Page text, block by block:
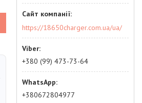
https://18650charger.com.ua/ua/
+380 (99) 473-73-64
+380672804977